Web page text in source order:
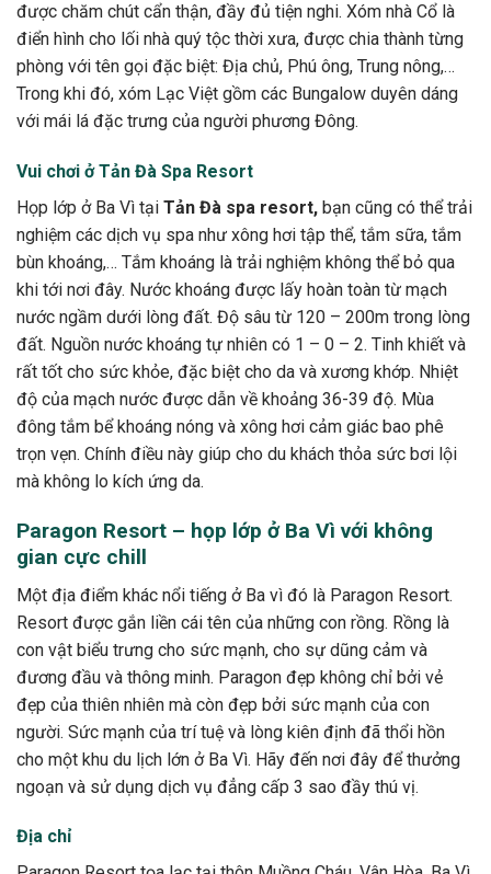
được chăm chút cẩn thận, đầy đủ tiện nghi. Xóm nhà Cổ là
điển hình cho lối nhà quý tộc thời xưa, được chia thành từng
phòng với tên gọi đặc biệt: Địa chủ, Phú ông, Trung nông,…
Trong khi đó, xóm Lạc Việt gồm các Bungalow duyên dáng
với mái lá đặc trưng của người phương Đông.
Vui chơi ở Tản Đà Spa Resort
Họp lớp ở Ba Vì tại Tản Đà spa resort, bạn cũng có thể trải
nghiệm các dịch vụ spa như xông hơi tập thể, tắm sữa, tắm
bùn khoáng,… Tắm khoáng là trải nghiệm không thể bỏ qua
khi tới nơi đây. Nước khoáng được lấy hoàn toàn từ mạch
nước ngầm dưới lòng đất. Độ sâu từ 120 – 200m trong lòng
đất. Nguồn nước khoáng tự nhiên có 1 – 0 – 2. Tinh khiết và
rất tốt cho sức khỏe, đặc biệt cho da và xương khớp. Nhiệt
độ của mạch nước được dẫn về khoảng 36-39 độ. Mùa
đông tắm bể khoáng nóng và xông hơi cảm giác bao phê
trọn vẹn. Chính điều này giúp cho du khách thỏa sức bơi lội
mà không lo kích ứng da.
Paragon Resort – họp lớp ở Ba Vì với không
gian cực chill
Một địa điểm khác nổi tiếng ở Ba vì đó là Paragon Resort.
Resort được gắn liền cái tên của những con rồng. Rồng là
con vật biểu trưng cho sức mạnh, cho sự dũng cảm và
đương đầu và thông minh. Paragon đẹp không chỉ bởi vẻ
đẹp của thiên nhiên mà còn đẹp bởi sức mạnh của con
người. Sức mạnh của trí tuệ và lòng kiên định đã thổi hồn
cho một khu du lịch lớn ở Ba Vì. Hãy đến nơi đây để thưởng
ngoạn và sử dụng dịch vụ đẳng cấp 3 sao đầy thú vị.
Địa chỉ